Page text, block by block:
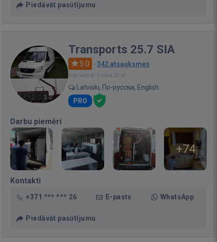
Piedāvāt pasūtījumu
Transports 25.7 SIA
5.0 · 342 atsauksmes
Bija vietnē: Pirms 21 st.
Latviski, По-русски, English
PRO
Darbu piemēri
+74
Kontakti
+371 *** *** 26 E-pasts WhatsApp
Piedāvāt pasūtījumu